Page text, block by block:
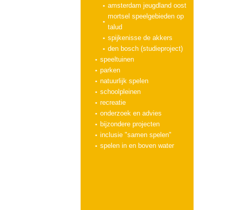
amsterdam jeugdland oost
mortsel speelgebieden op
talud
spijkenisse de akkers
den bosch (studieproject)
speeltuinen
parken
natuurlijk spelen
schoolpleinen
recreatie
onderzoek en advies
bijzondere projecten
inclusie "samen spelen"
spelen in en boven water